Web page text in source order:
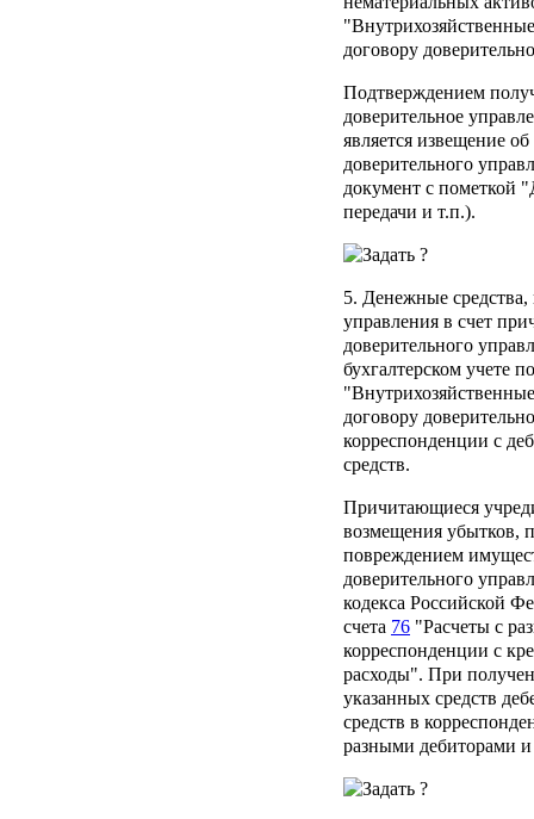
договору
Подтверждением
доверительное
является извещение
доверительного
документ с пометкой
передачи и т.п.).
5. Денежные
управления в счет
доверительного
бухгалтерском учете
договору
корреспонденции с
средств.
Причитающиеся
возмещения убытков,
повреждением
доверительного
кодекса Российской
счета 76 "Расчеты с
корреспонденции с
расходы". При
указанных средств
средств в
разными дебиторами